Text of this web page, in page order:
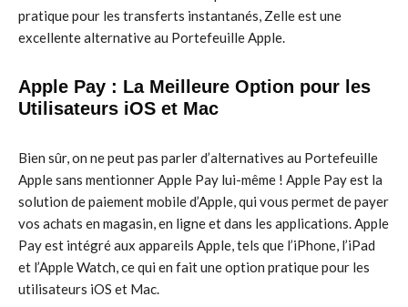
pratique pour les transferts instantanés, Zelle est une
excellente alternative au Portefeuille Apple.
Apple Pay : La Meilleure Option pour les
Utilisateurs iOS et Mac
Bien sûr, on ne peut pas parler d’alternatives au Portefeuille
Apple sans mentionner Apple Pay lui-même ! Apple Pay est la
solution de paiement mobile d’Apple, qui vous permet de payer
vos achats en magasin, en ligne et dans les applications. Apple
Pay est intégré aux appareils Apple, tels que l’iPhone, l’iPad
et l’Apple Watch, ce qui en fait une option pratique pour les
utilisateurs iOS et Mac.